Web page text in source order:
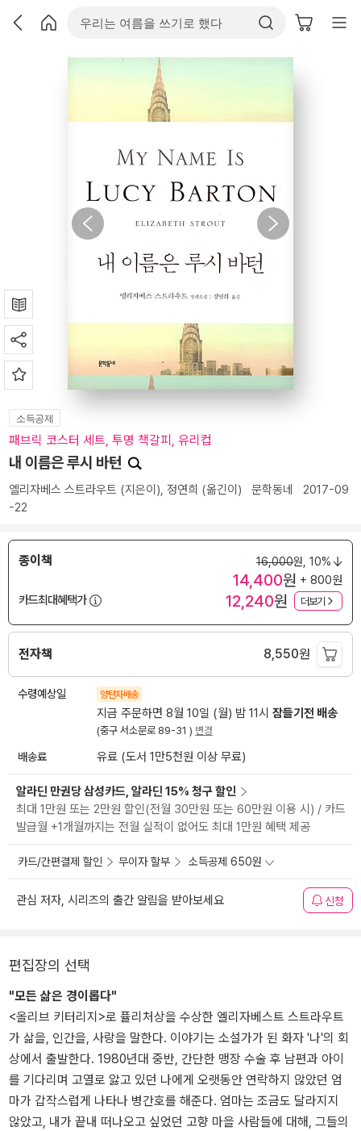
소득공제
패브릭 코스터 세트, 투명 책갈피, 유리컵
내 이름은 루시 바턴
엘리자베스 스트라우트 (지은이), 정연희 (옮긴이) 문학동네
2017-09
-22
종이책 16,000원, 10%
14,400원 + 800원
카드최대혜택가
12,240원 더보기
전자책 8,550원
수령예상일 양탄자배송
지금 주문하면 8월 10일 (월) 밤 11시 잠들기전 배송
(중구 서소문로 89-31 ) 변경
배송료 유료 (도서 1만5천원 이상 무료)
알라딘 만권당 삼성카드, 알라딘 15% 청구 할인
최대 1만원 또는 2만원 할인(전월 30만원 또는 60만원 이용 시) / 카드
발급월 +1개월까지는 전월 실적이 없어도 최대 1만원 혜택 제공
카드/간편결제 할인 무이자 할부 소득공제 650원
관심 저자, 시리즈의 출간 알림을 받아보세요 신청
편집장의 선택
"모든 삶은 경이롭다"
<올리브 키터리지>로 퓰리처상을 수상한 엘리자베스트 스트라우트
가 삶을, 인간을, 사랑을 말한다. 이야기는 소설가가 된 화자 '나'의 회
상에서 출발한다. 1980년대 중반, 간단한 맹장 수술 후 남편과 아이
를 기다리며 고열로 앓고 있던 나에게 오랫동안 연락하지 않았던 엄
마가 갑작스럽게 나타나 병간호를 해준다. 엄마는 조금도 달라지지
않았고, 내가 끝내 떠나오고 싶었던 고향 마을 사람들에 대해, 그들의